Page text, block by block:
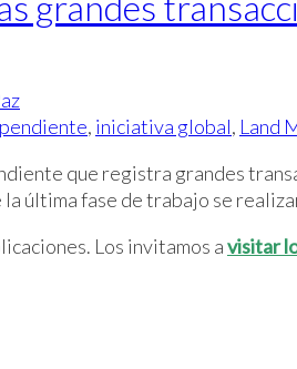
, iniciativa global, Land
que registra grandes
última fase de trabajo se
Los invitamos avisitar